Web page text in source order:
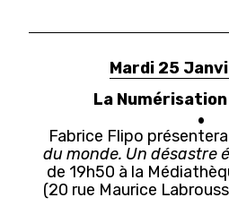
Mardi 25
La
Fabrice Flipo présentera
du monde. Un désastre
de 19h50 à la
(20 rue Maurice